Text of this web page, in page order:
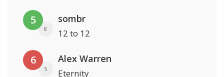
5
8
sombr
12 to 12
6
5
Alex Warren
Eternity